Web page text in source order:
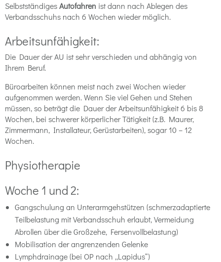
SelbstständigesAutofahren ist dann nach Ablegen des
Verbandsschuhs nach 6 Wochen wieder möglich.
Arbeitsunfähigkeit:
Die Dauer der AU ist sehr verschieden und abhängig von
Ihrem Beruf.
Büroarbeiten können meist nach zwei Wochen wieder
aufgenommen werden. Wenn Sie viel Gehen und Stehen
müssen, so beträgt die Dauer der Arbeitsunfähigkeit 6 bis 8
Wochen, bei schwerer körperlicher Tätigkeit (z.B. Maurer,
Zimmermann, Installateur, Gerüstarbeiten), sogar 10 – 12
Wochen.
Physiotherapie
Woche 1 und 2:
Gangschulung an Unterarmgehstützen (schmerzadaptierte
Teilbelastung mit Verbandsschuh erlaubt, Vermeidung
Abrollen über die Großzehe, Fersenvollbelastung)
Mobilisation der angrenzenden Gelenke
Lymphdrainage (bei OP nach „Lapidus“)